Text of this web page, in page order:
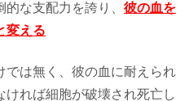
な支配力を誇り、 彼の血を
変え る
では無く、彼の血に耐えられ
れば細胞が破壊され死亡し